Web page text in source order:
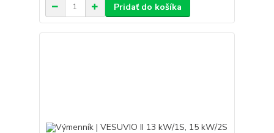
Pridať do košíka